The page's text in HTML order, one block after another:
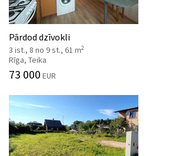
Pārdod dzīvokli
3 ist., 8 no 9 st., 61 m2
Rīga, Teika
73 000 EUR